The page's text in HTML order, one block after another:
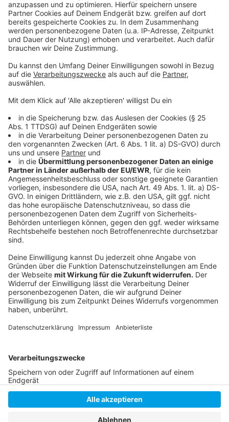
Weitere Informationen und Links zum
Thema:
Anzeige
Messe Düsseldorf plant neues Verwaltungsgebäude
"Messe Cube"
KI in der Medizin: Chancen und Herausforderungen
Düsseldorf: Bilanz der Kunststoffmesse "K"
Düsseldorf: Messe "Medica" 2024 in Düsseldorf
erfolgreich beendet
Anzeige
Folge uns für mehr News & Updates:
Anzeige
Livestream|Instagram |Facebook|WhatsApp-Kanal
Anzeige